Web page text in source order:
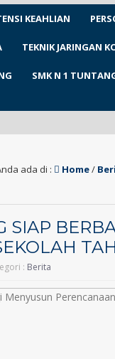
KEAHLIAN
TEKNIK JARINGAN
SMK N 1
ada di : Home/
SIAP
: Berita